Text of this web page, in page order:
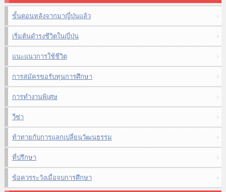
ขั้นตอนหลังจากมาญี่ปุ่นแล้ว
เริ่มต้นดำรงชีวิตในญี่ปุ่น
แนะแนวการใช้ชีวิต
การสมัครขอรับทุนการศึกษา
การทำงานพิเศษ
วีซ่า
ท้าทายกับการแลกเปลี่ยนวัฒนธรรม
ที่ปรึกษา
ข้อควรระวังเมื่อจบการศึกษา